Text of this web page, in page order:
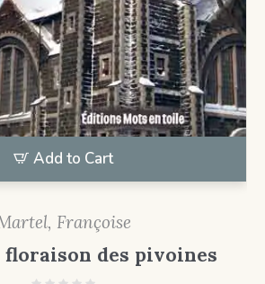
Add to Cart
Françoise
floraison des pivoines